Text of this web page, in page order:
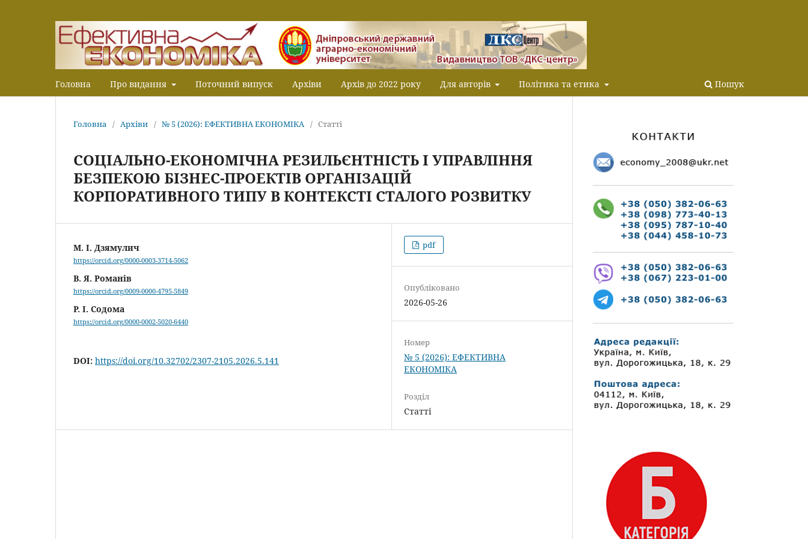
Головна Про видання Поточний випуск Архіви Архів до 2022 року Для авторів Політика та етика Пошук
Головна / Архіви / № 5 (2026): ЕФЕКТИВНА ЕКОНОМІКА / Статті
СОЦІАЛЬНО-ЕКОНОМІЧНА РЕЗИЛЬЄНТНІСТЬ І УПРАВЛІННЯ
БЕЗПЕКОЮ БІЗНЕС-ПРОЕКТІВ ОРГАНІЗАЦІЙ
КОРПОРАТИВНОГО ТИПУ В КОНТЕКСТІ СТАЛОГО РОЗВИТКУ
М. І. Дзямулич
https://orcid.org/0000-0003-3714-5062
В. Я. Романів
https://orcid.org/0009-0000-4795-5849
Р. І. Содома
https://orcid.org/0000-0002-5020-6440
DOI: https://doi.org/10.32702/2307-2105.2026.5.141
pdf
Опубліковано
2026-05-26
Номер
№ 5 (2026): ЕФЕКТИВНА
ЕКОНОМІКА
Розділ
Статті